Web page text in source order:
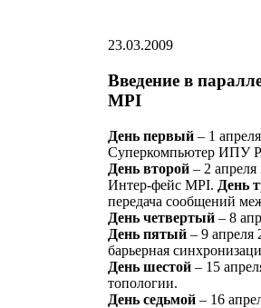
23.03.2009
Введение в
MPI
День первый – 1
Суперкомпьютер ИПУ
День второй – 2
Интер-фейс MPI. День
передача сообщений
День четвертый – 8
День пятый – 9 апреля
барьерная
День шестой – 15
топологии.
День седьмой – 16